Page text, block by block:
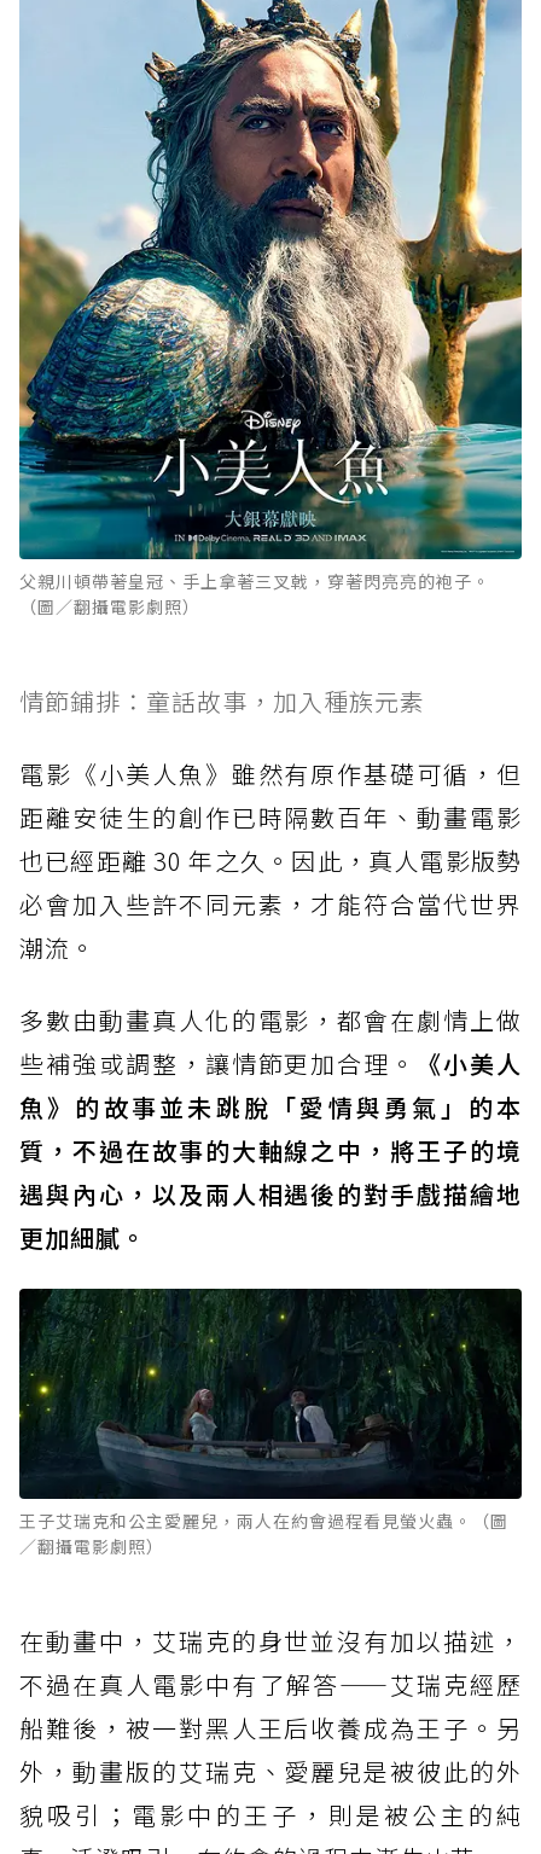
父親川頓帶著皇冠、手上拿著三叉戟，穿著閃亮亮的袍子。
（圖／翻攝電影劇照）
情節鋪排：童話故事，加入種族元素
電影《小美人魚》雖然有原作基礎可循，但
距離安徒生的創作已時隔數百年、動畫電影
也已經距離 30 年之久。因此，真人電影版勢
必會加入些許不同元素，才能符合當代世界
潮流。
多數由動畫真人化的電影，都會在劇情上做
些補強或調整，讓情節更加合理。
《小美人
魚》的故事並未跳脫「愛情與勇氣」的本
質，不過在故事的大軸線之中，將王子的境
遇與內心，以及兩人相遇後的對手戲描繪地
更加細膩。
王子艾瑞克和公主愛麗兒，兩人在約會過程看見螢火蟲。（圖
／翻攝電影劇照）
在動畫中，艾瑞克的身世並沒有加以描述，
不過在真人電影中有了解答——艾瑞克經歷
船難後，被一對黑人王后收養成為王子。另
外，動畫版的艾瑞克、愛麗兒是被彼此的外
貌吸引；電影中的王子，則是被公主的純